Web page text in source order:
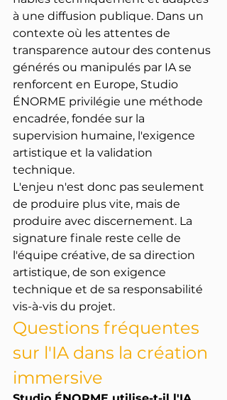
à une diffusion publique. Dans un
contexte où les attentes de
transparence autour des contenus
générés ou manipulés par IA se
renforcent en Europe, Studio
ÉNORME privilégie une méthode
encadrée, fondée sur la
supervision humaine, l'exigence
artistique et la validation
technique.
L'enjeu n'est donc pas seulement
de produire plus vite, mais de
produire avec discernement. La
signature finale reste celle de
l'équipe créative, de sa direction
artistique, de son exigence
technique et de sa responsabilité
vis-à-vis du projet.
Questions fréquentes
sur l'IA dans la création
immersive